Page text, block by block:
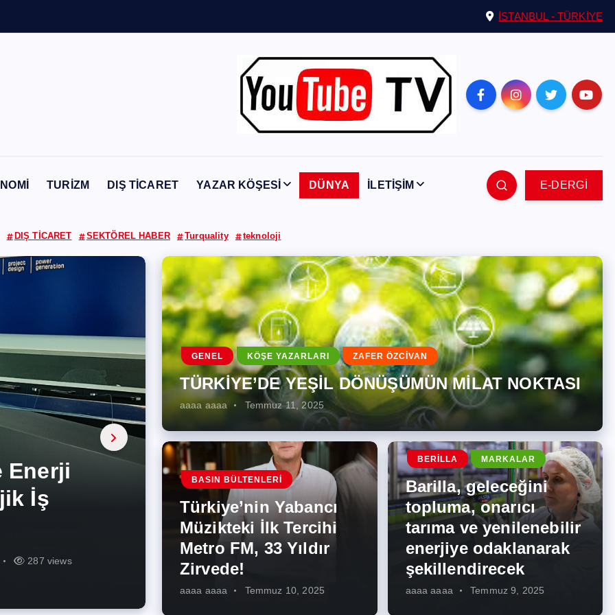
İSTANBUL - TÜRKİYE
TURİZM DIŞ TİCARET YAZAR KÖŞESİ DÜNYA İLETİŞİM E-DERGİ
DIŞ TİCARET SEKTÖREL HABER Turquality teknoloji
344 views
İlk
273 views
275 views
Enerji
İş
287 views
Kısa
227 views
Artması
262 views
GENEL KÖŞE YAZARLARI ZAFER ÖZCİVAN
TÜRKİYE’DE YEŞİL DÖNÜŞÜMÜN MİLAT NOKTASI
aaaa aaaa Temmuz 11, 2025
BASIN BÜLTENLERI
Türkiye’nin Yabancı
Müzikteki İlk Tercihi
Metro FM, 33 Yıldır
Zirvede!
aaaa aaaa Temmuz 10, 2025
BERILLA MARKALAR
Barilla, geleceğini
topluma, onarıcı
tarıma ve yenilenebilir
enerjiye odaklanarak
şekillendirecek
aaaa aaaa Temmuz 9, 2025